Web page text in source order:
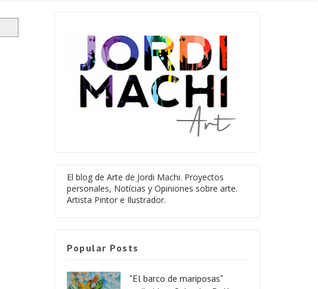
El blog de Arte de Jordi Machi. Proyectos
personales, Notícias y Opiniones sobre arte.
Artista Pintor e Ilustrador.
Popular Posts
"El barco de mariposas"